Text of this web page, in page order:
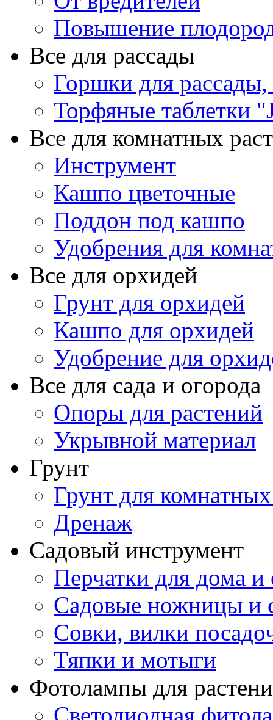
Повышение
Все для рассады
Горшки для рассады,
Торфяные таблетки
Все для комнатных
Инструмент
Кашпо цветочные
Поддон под кашпо
Удобрения для
Все для орхидей
Грунт для орхидей
Кашпо для орхидей
Удобрение для
Все для сада и огорода
Опоры для растений
Укрывной материал
Грунт
Грунт для
Дренаж
Садовый инструмент
Перчатки для дома и
Садовые ножницы и
Совки, вилки
Тяпки и мотыги
Фотолампы для